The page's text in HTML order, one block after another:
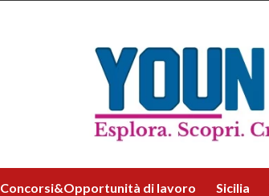
Concorsi&Opportunità di lavoro Sicilia